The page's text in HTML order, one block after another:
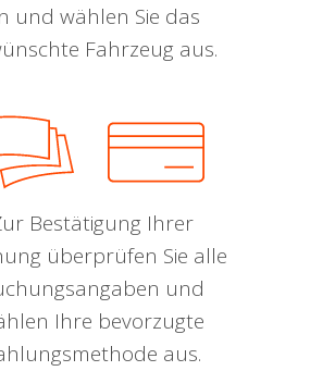
und wählen Sie das
Fahrzeug aus.
Bestätigung Ihrer
überprüfen Sie alle
und
Ihre bevorzugte
aus.